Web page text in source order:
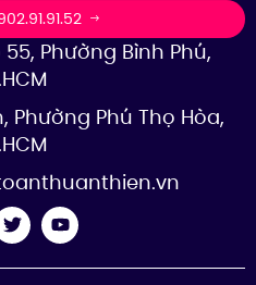
Phường Bình Phú,
Phường Phú Thọ Hòa,